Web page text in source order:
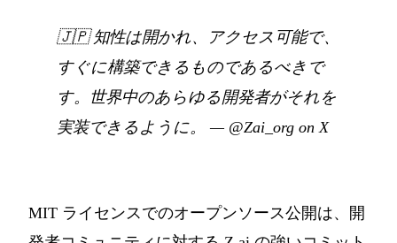
🇯🇵知性は開かれ、アクセス可能で、
すぐに構築できるものであるべきで
す。世界中のあらゆる開発者がそれを
実装できるように。
— @Zai_org on X
MIT ライセンスでのオープンソース公開は、開